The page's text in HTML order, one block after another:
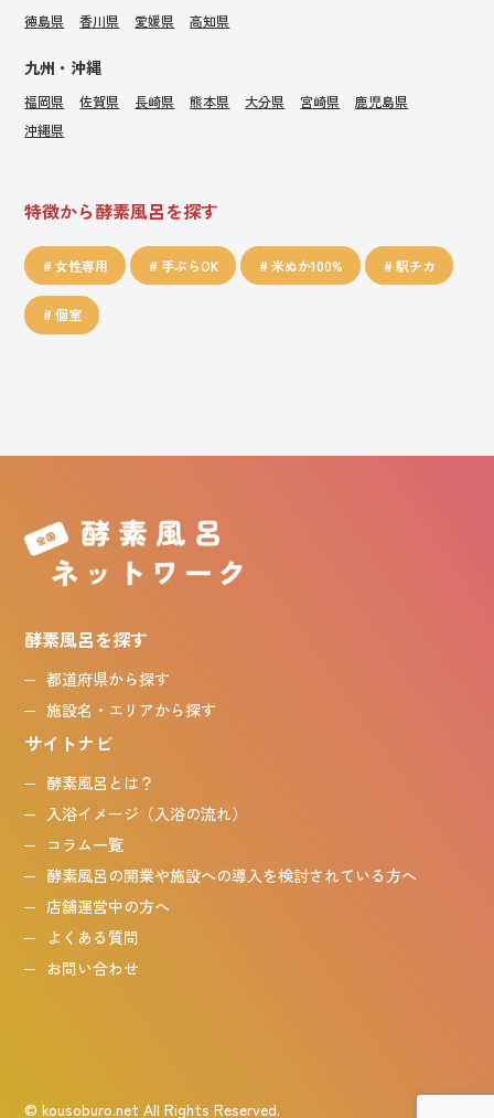
徳島県 香川県 愛媛県 高知県
九州・沖縄
福岡県 佐賀県 長崎県 熊本県 大分県 宮崎県
鹿児島県
沖縄県
特徴から酵素風呂を探す
女性専用 手ぶらOK 米ぬか100% 駅チカ
個室
酵素風呂を探す
都道府県から探す
施設名・エリアから探す
サイトナビ
酵素風呂とは？
入浴イメージ（入浴の流れ）
コラム一覧
酵素風呂の開業や施設への導入を検討されている方へ
店舗運営中の方へ
よくある質問
お問い合わせ
© kousoburo.net All Rights Reserved.